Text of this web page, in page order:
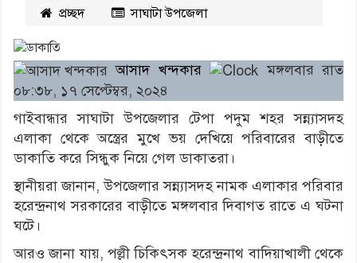
প্রচ্ছদ সাঘাটা উপজেলা
আসাদ খন্দকার
মঙ্গলবার রাত
০৮:৩৮, ১৭ সেপ্টেম্বর, ২০২৪
গাইবান্ধার সাঘাটা উপজেলার টেপা পদুম শহর সন্ন্যাসদহ
এলাকা থেকে অস্ত্রের মুখে ভয় দেখিয়ে পরিবারের বাড়ীতে
ডাকাতি করে সিন্ধুক নিয়ে গেল ডাকাতরা।
স্থানীয়রা জানান, উপজেলার সন্ন্যাসদহ নামক এলাকার পরিবার
হরেন্দ্রনাথ সরকারের বাড়ীতে মঙ্গলবার দিবাগত রাতে এ ঘটনা
ঘটে।
আরও জানা যায়, পল্লী চিকিৎসক হরেন্দ্রনাথ বাদিয়াখালী থেকে